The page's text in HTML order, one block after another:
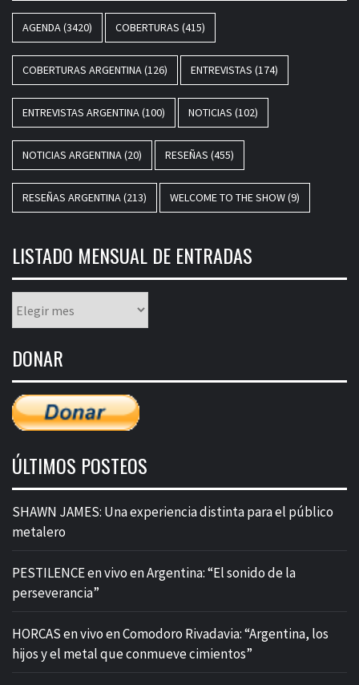
AGENDA(3420) COBERTURAS (415)
COBERTURAS ARGENTINA(126) ENTREVISTAS (174)
ENTREVISTAS ARGENTINA(100) NOTICIAS (102)
NOTICIAS ARGENTINA(20) RESEÑAS (455)
RESEÑAS ARGENTINA(213) WELCOME TO THE SHOW(9)
LISTADO MENSUAL DE ENTRADAS
mensual
entradas
DONAR
ÚLTIMOS POSTEOS
SHAWN JAMES: Una experiencia distinta para el público
metalero
PESTILENCE en vivo en Argentina: “El sonido de la
perseverancia”
HORCAS en vivo en Comodoro Rivadavia: “Argentina, los
hijos y el metal que conmueve cimientos”